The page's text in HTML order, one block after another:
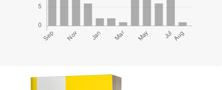
Cover image